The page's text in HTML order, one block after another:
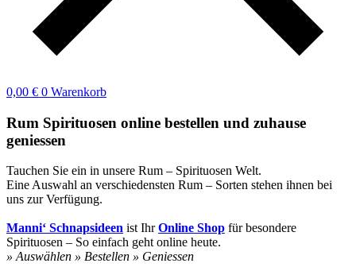
0,00 € 0 Warenkorb
Rum Spirituosen online bestellen und zuhause
geniessen
Tauchen Sie ein in unsere Rum – Spirituosen Welt.
Eine Auswahl an verschiedensten Rum – Sorten stehen ihnen bei
uns zur Verfügung.
Manni‘ Schnapsideen ist IhrOnline Shop für besondere
Spirituosen – So einfach geht online heute.
» Auswählen » Bestellen » Geniessen